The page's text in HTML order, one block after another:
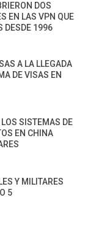
DOS
EN LAS VPN QUE
DESDE 1996
A LA LLEGADA
DE VISAS EN
SISTEMAS DE
EN CHINA
Y MILITARES
5